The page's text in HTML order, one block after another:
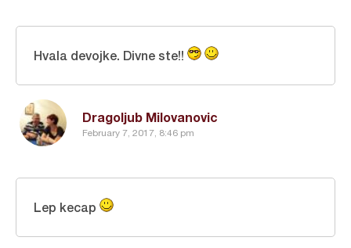
Dragoljub Milovanovic
February 7, 2017, 8:46 pm
Hvala devojke. Divne ste!!
Lep kecap